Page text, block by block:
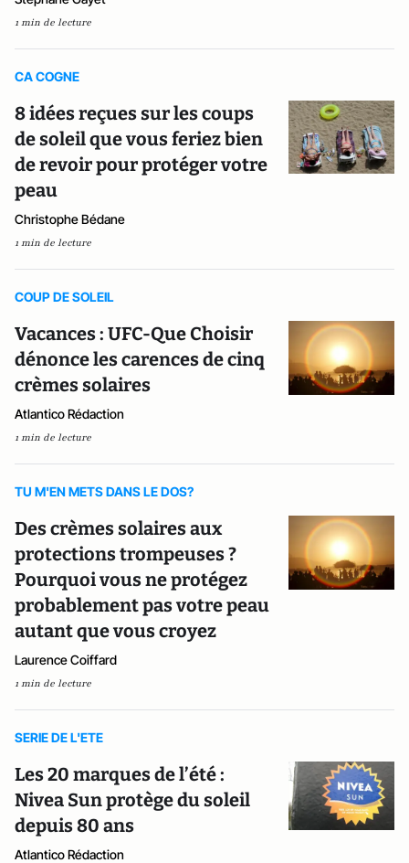
1 min de lecture
CA COGNE
8 idées reçues sur les coups
de soleil que vous feriez bien
de revoir pour protéger votre
peau
Christophe Bédane
1 min de lecture
COUP DE SOLEIL
Vacances : UFC-Que Choisir
dénonce les carences de cinq
crèmes solaires
Atlantico Rédaction
1 min de lecture
TU M'EN METS DANS LE DOS?
Des crèmes solaires aux
protections trompeuses ?
Pourquoi vous ne protégez
probablement pas votre peau
autant que vous croyez
Laurence Coiffard
1 min de lecture
SERIE DE L'ETE
Les 20 marques de l’été :
Nivea Sun protège du soleil
depuis 80 ans
Atlantico Rédaction